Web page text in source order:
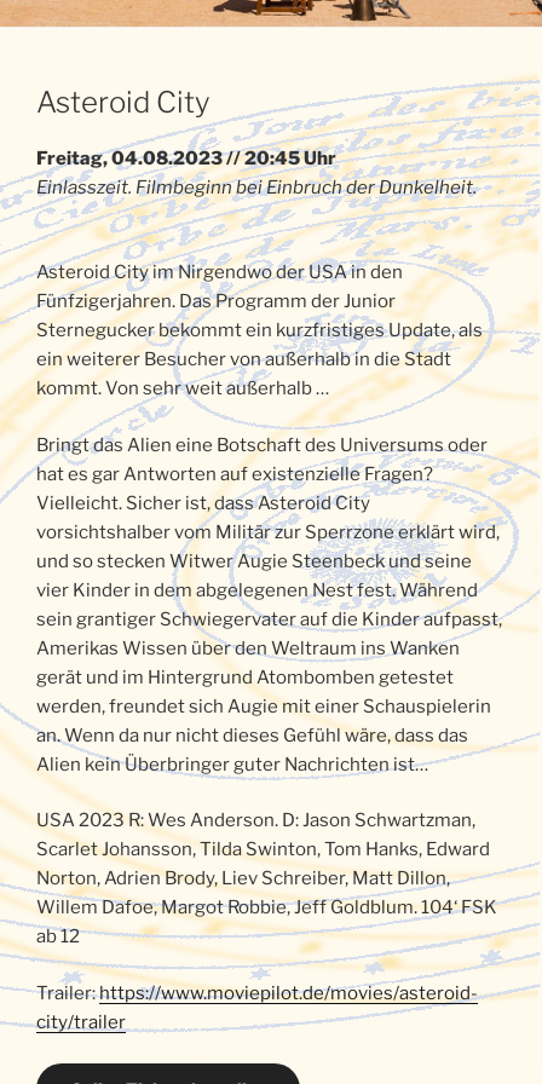
Asteroid City
Freitag, 04.08.2023 // 20:45 Uhr
Einlasszeit. Filmbeginn bei Einbruch der Dunkelheit.
Asteroid City im Nirgendwo der USA in den
Fünfzigerjahren. Das Programm der Junior
Sternegucker bekommt ein kurzfristiges Update, als
ein weiterer Besucher von außerhalb in die Stadt
kommt. Von sehr weit außerhalb …
Bringt das Alien eine Botschaft des Universums oder
hat es gar Antworten auf existenzielle Fragen?
Vielleicht. Sicher ist, dass Asteroid City
vorsichtshalber vom Militär zur Sperrzone erklärt wird,
und so stecken Witwer Augie Steenbeck und seine
vier Kinder in dem abgelegenen Nest fest. Während
sein grantiger Schwiegervater auf die Kinder aufpasst,
Amerikas Wissen über den Weltraum ins Wanken
gerät und im Hintergrund Atombomben getestet
werden, freundet sich Augie mit einer Schauspielerin
an. Wenn da nur nicht dieses Gefühl wäre, dass das
Alien kein Überbringer guter Nachrichten ist…
USA 2023 R: Wes Anderson. D: Jason Schwartzman,
Scarlet Johansson, Tilda Swinton, Tom Hanks, Edward
Norton, Adrien Brody, Liev Schreiber, Matt Dillon,
Willem Dafoe, Margot Robbie, Jeff Goldblum. 104‘ FSK
ab 12
Trailer:https://www.moviepilot.de/movies/asteroid-
city/trailer